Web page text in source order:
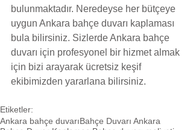
bulunmaktadır. Neredeyse her bütçeye
uygun Ankara bahçe duvarı kaplaması
bula bilirsiniz. Sizlerde Ankara bahçe
duvarı için profesyonel bir hizmet almak
için bizi arayarak ücretsiz keşif
ekibimizden yararlana bilirsiniz.
Etiketler:
Ankara bahçe duvarıBahçe Duvarı Ankara